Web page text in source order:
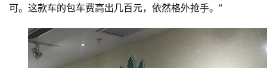
题
可。这款车的包车费高出几百元，依然格外抢手。”